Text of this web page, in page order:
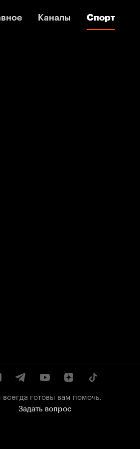
Каналы Спорт
Каналы Спорт
готовы вам помочь.
Задать вопрос